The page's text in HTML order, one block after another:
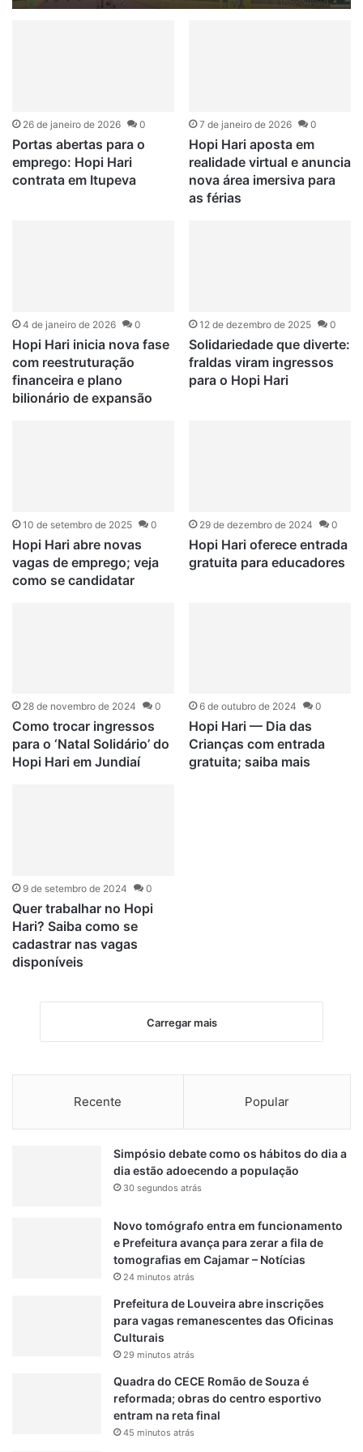
26 de janeiro de 2026 0
Portas abertas para o
emprego: Hopi Hari
contrata em Itupeva
7 de janeiro de 2026 0
Hopi Hari aposta em
realidade virtual e anuncia
nova área imersiva para
as férias
4 de janeiro de 2026 0
Hopi Hari inicia nova fase
com reestruturação
financeira e plano
bilionário de expansão
12 de dezembro de 2025 0
Solidariedade que diverte:
fraldas viram ingressos
para o Hopi Hari
10 de setembro de 2025 0
Hopi Hari abre novas
vagas de emprego; veja
como se candidatar
29 de dezembro de 2024 0
Hopi Hari oferece entrada
gratuita para educadores
28 de novembro de 2024 0
Como trocar ingressos
para o ‘Natal Solidário’ do
Hopi Hari em Jundiaí
6 de outubro de 2024 0
Hopi Hari — Dia das
Crianças com entrada
gratuita; saiba mais
9 de setembro de 2024 0
Quer trabalhar no Hopi
Hari? Saiba como se
cadastrar nas vagas
disponíveis
Carregar mais
Recente Popular
Simpósio debate como os hábitos do dia a
dia estão adoecendo a população
30 segundos atrás
Novo tomógrafo entra em funcionamento
e Prefeitura avança para zerar a fila de
tomografias em Cajamar – Notícias
24 minutos atrás
Prefeitura de Louveira abre inscrições
para vagas remanescentes das Oficinas
Culturais
29 minutos atrás
Quadra do CECE Romão de Souza é
reformada; obras do centro esportivo
entram na reta final
45 minutos atrás